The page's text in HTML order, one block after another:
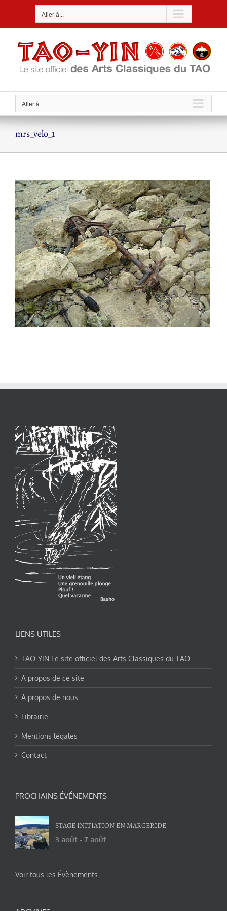
Aller à...
Aller à...
mrs_velo_1
LIENS UTILES
TAO-YIN Le site officiel des Arts Classiques du TAO
A propos de ce site
A propos de nous
Librairie
Mentions légales
Contact
PROCHAINS ÉVÉNEMENTS
STAGE INITIATION EN MARGERIDE
3 août - 7 août
Voir tous les Évènements